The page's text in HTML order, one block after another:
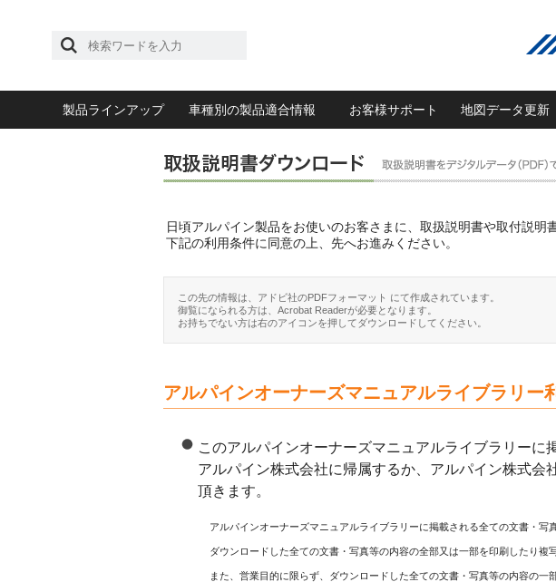
製品ラインアップ 車種別の製品適合情報 お客様サポート 地図データ更新
日頃アルパイン製品をお使いのお客さまに、取扱説明書や取付説明
下記の利用条件に同意の上、先へお進みください。
この先の情報は、アドビ社のPDFフォーマット にて作成されています。
御覧になられる方は、Acrobat Readerが必要となります。
お持ちでない方は右のアイコンを押してダウンロードしてください。
アルパインオーナーズマニュアルライブラリー
このアルパインオーナーズマニュアルライブラリーに
アルパイン株式会社に帰属するか、アルパイン株式
頂きます。
アルパインオーナーズマニュアルライブラリーに掲載される全ての文書・写
ダウンロードした全ての文書・写真等の内容の全部又は一部を印刷したり複
また、営業目的に限らず、ダウンロードした全ての文書・写真等の内容の